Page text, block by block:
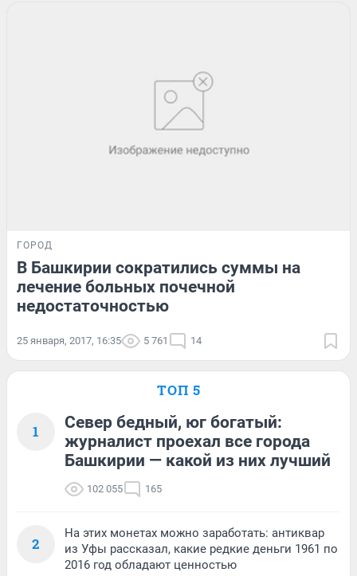
ГОРОД
В Башкирии сократились суммы на
лечение больных почечной
недостаточностью
25 января, 2017, 16:35 5 761 14
ТОП 5
1
Север бедный, юг богатый:
журналист проехал все города
Башкирии — какой из них лучший
102 055 165
2
На этих монетах можно заработать: антиквар
из Уфы рассказал, какие редкие деньги 1961 по
2016 год обладают ценностью